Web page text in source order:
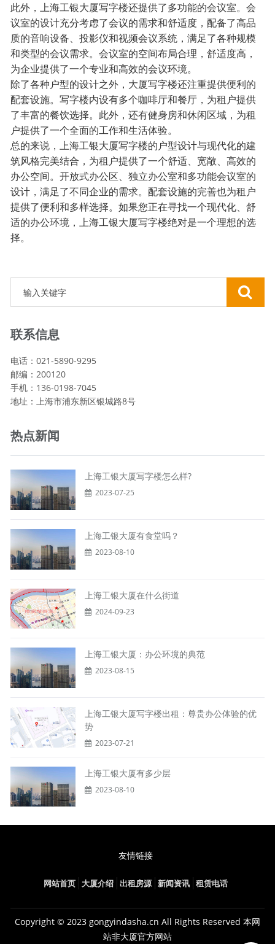
此外，上海工银大厦写字楼还提供了多功能的会议室。会
议室的设计充分考虑了会议的需求和舒适度，配备了高品
质的音响设备、投影仪和视频会议系统，满足了各种规模
和类型的会议需求。会议室的空间布局合理，舒适度高，
为企业提供了一个专业和高效的会议环境。
除了各种户型的设计之外，大厦写字楼还注重提供便利的
配套设施。写字楼内设有多个咖啡厅和餐厅，为租户提供
了丰富的餐饮选择。此外，还有健身房和休闲区域，为租
户提供了一个全面的工作和生活体验。
总的来说，上海工银大厦写字楼的户型设计与现代化的建
筑风格完美结合，为租户提供了一个舒适、宽敞、高效的
办公空间。开放式办公区、独立办公室和多功能会议室的
设计，满足了不同企业的需求。配套设施的完善也为租户
提供了便利和多样选择。如果您正在寻找一个现代化、舒
适的办公环境，上海工银大厦写字楼绝对是一个理想的选
择。
联系信息
电话：021-5890-9295
邮编：200120
手机：136-0198-7045
地址：上海市浦东新区银城路8号
热点新闻
上海工银大厦写字楼怎么样?
2023-07-25
上海工银大厦有食堂吗？
2023-08-10
上海工银大厦在什么街道
2024-09-23
上海工银大厦：办公环境的典范
2023-08-15
上海工银大厦写字楼出租：尊贵办公体验的优
势
2023-07-21
上海工银大厦有多少层
2023-08-10
友情链接
网站首页 大厦介绍 出租房源 新闻资讯 租赁电话
Copyright © 2023 gongyindasha.cn All Rights Reserved 本网
站非大厦官方网站